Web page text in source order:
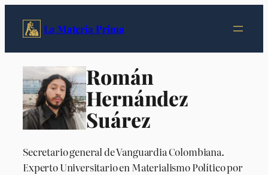
La Materia Prima
Román
Hernández
Suárez
Secretario general de Vanguardia Colombiana.
Experto Universitario en Materialismo Político por